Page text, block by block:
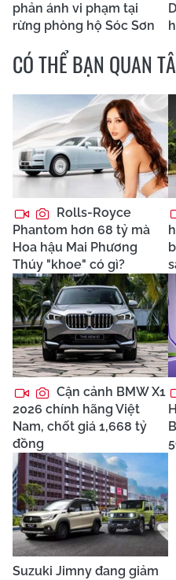
phản ánh vi phạm tại
rừng phòng hộ Sóc Sơn
CÓ THỂ BẠN QUAN
Rolls-Royce
Phantom hơn 68 tỷ mà
Hoa hậu Mai Phương
Thúy "khoe" có gì?
Cận cảnh BMW X1
2026 chính hãng Việt
Nam, chốt giá 1,668 tỷ
đồng
Suzuki Jimny đang giảm